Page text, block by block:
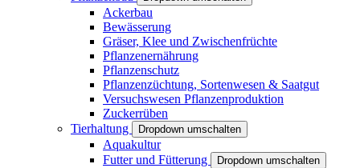
Ackerbau
Bewässerung
Gräser, Klee und Zwischenfrüchte
Pflanzenernährung
Pflanzenschutz
Pflanzenzüchtung, Sortenwesen & Saatgut
Versuchswesen Pflanzenproduktion
Zuckerrüben
Tierhaltung
Dropdown umschalten
Aquakultur
Futter und Fütterung
Dropdown umschalten